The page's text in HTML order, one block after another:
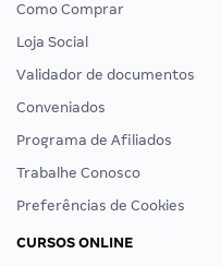
Como Comprar
Loja Social
Validador de documentos
Conveniados
Programa de Afiliados
Trabalhe Conosco
Preferências de Cookies
CURSOS ONLINE